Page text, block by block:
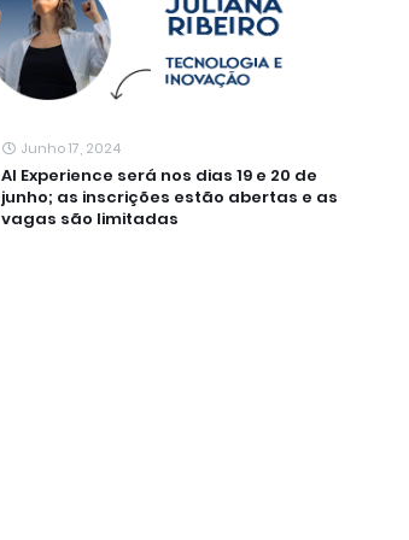
Junho 17, 2024
AI Experience será nos dias 19 e 20 de
junho; as inscrições estão abertas e as
vagas são limitadas